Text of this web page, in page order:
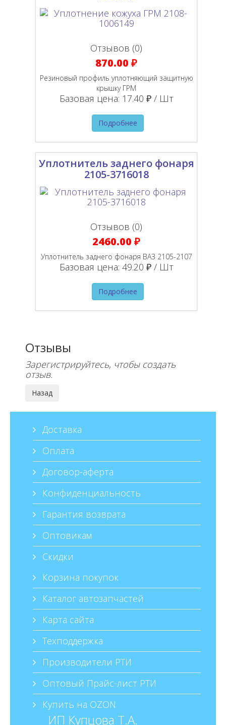
Отзывов (0)
870.00 ₽
Резиновый профиль уплотняющий защитную
крышку ГРМ
Базовая цена: 17.40 ₽ / Шт
Подробнее
Уплотнитель заднего фонаря
2105-3716018
Отзывов (0)
2460.00 ₽
Уплотнитель заднего фонаря ВАЗ 2105-2107
Базовая цена: 49.20 ₽ / Шт
Подробнее
Отзывы
Зарегистрируйтесь, чтобы создать
отзыв.
Доставка
Оплата
Договор-аферта
Конфиденциальность
Гарантия возврата
Оптовикам
Скидки
Корзина покупок
Каталог автозапчастей
Карта сайта
Техподдержка
Производители РТИ
Оптовый Прайс-лист РТИ
Купить на OZON
ИП Купцова Т.А.